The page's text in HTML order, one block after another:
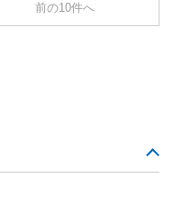
前の10件へ